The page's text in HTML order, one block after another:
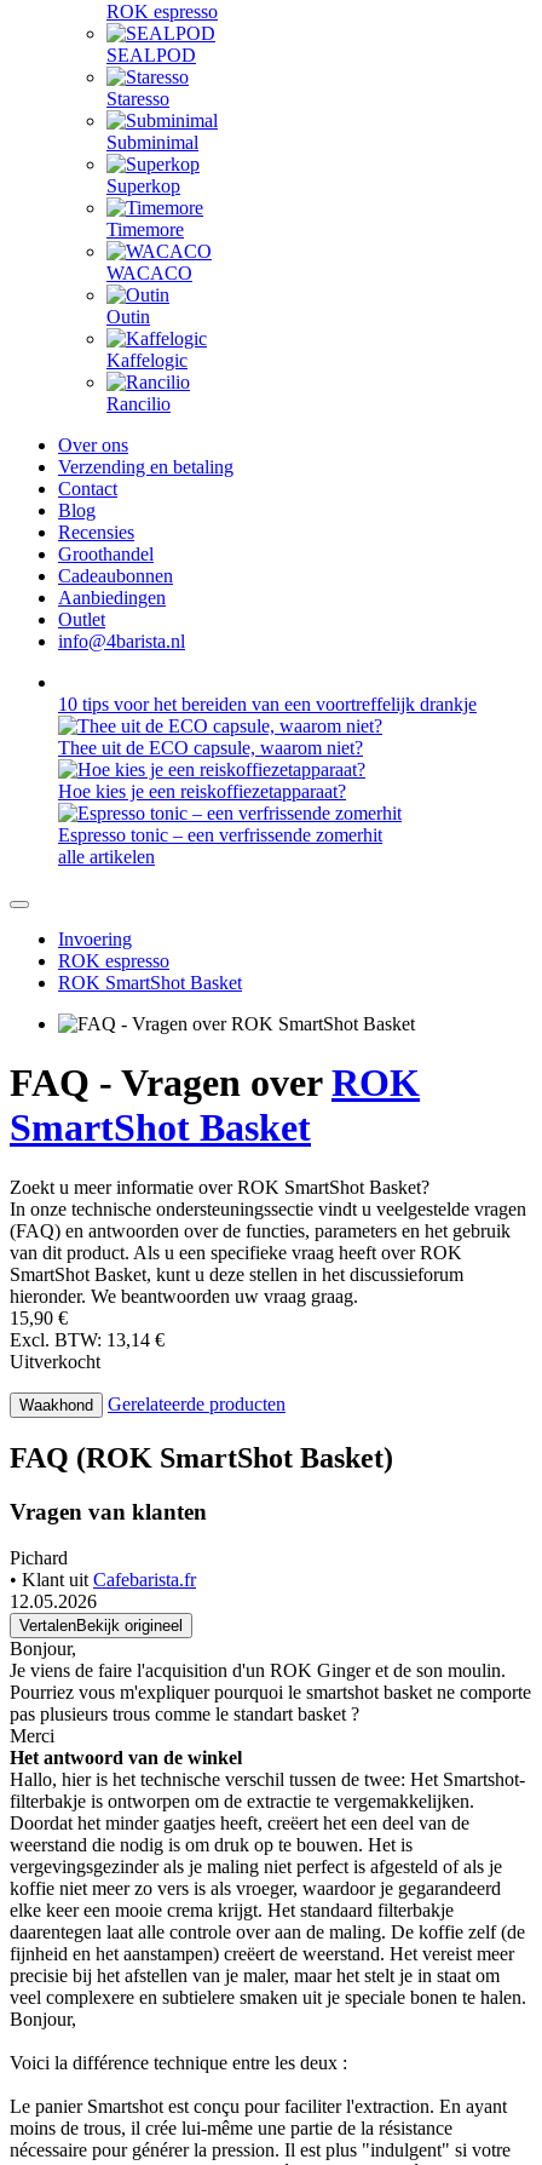
ROK espresso
SEALPOD
Staresso
Subminimal
Superkop
Timemore
WACACO
Outin
Kaffelogic
Rancilio
Over ons
Verzending en betaling
Contact
Blog
Recensies
Groothandel
Cadeaubonnen
Aanbiedingen
Outlet
info@4barista.nl
10 tips voor het bereiden van een voortreffelijk drankje
Thee uit de ECO capsule, waarom niet?
Hoe kies je een reiskoffiezetapparaat?
Espresso tonic – een verfrissende zomerhit
alle artikelen
Invoering
ROK espresso
ROK SmartShot Basket
FAQ - Vragen overROK
SmartShot Basket
Zoekt u meer informatie over ROK SmartShot Basket?
In onze technische ondersteuningssectie vindt u veelgestelde vragen
(FAQ) en antwoorden over de functies, parameters en het gebruik
van dit product. Als u een specifieke vraag heeft over ROK
SmartShot Basket, kunt u deze stellen in het discussieforum
hieronder. We beantwoorden uw vraag graag.
15,90 €
Excl. BTW: 13,14 €
Uitverkocht
Waakhond Gerelateerde producten
FAQ (ROK SmartShot Basket)
Vragen van klanten
Pichard
• Klant uitCafebarista.fr
12.05.2026
VertalenBekijk origineel
Bonjour,
Je viens de faire l'acquisition d'un ROK Ginger et de son moulin.
Pourriez vous m'expliquer pourquoi le smartshot basket ne comporte
pas plusieurs trous comme le standart basket ?
Merci
Het antwoord van de winkel
Hallo, hier is het technische verschil tussen de twee: Het Smartshot-
filterbakje is ontworpen om de extractie te vergemakkelijken.
Doordat het minder gaatjes heeft, creëert het een deel van de
weerstand die nodig is om druk op te bouwen. Het is
vergevingsgezinder als je maling niet perfect is afgesteld of als je
koffie niet meer zo vers is als vroeger, waardoor je gegarandeerd
elke keer een mooie crema krijgt. Het standaard filterbakje
daarentegen laat alle controle over aan de maling. De koffie zelf (de
fijnheid en het aanstampen) creëert de weerstand. Het vereist meer
precisie bij het afstellen van je maler, maar het stelt je in staat om
veel complexere en subtielere smaken uit je speciale bonen te halen.
Bonjour,
Voici la différence technique entre les deux :
Le panier Smartshot est conçu pour faciliter l'extraction. En ayant
moins de trous, il crée lui-même une partie de la résistance
nécessaire pour générer la pression. Il est plus "indulgent" si votre